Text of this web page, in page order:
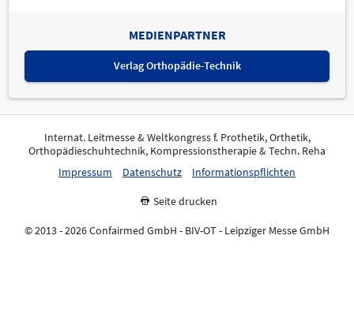
MEDIENPARTNER
Verlag Orthopädie-Technik
Internat. Leitmesse & Weltkongress f. Prothetik, Orthetik,
Orthopädieschuhtechnik, Kompressionstherapie & Techn. Reha
Impressum
Datenschutz Informationspflichten
Seite drucken
© 2013 - 2026 Confairmed GmbH - BIV-OT - Leipziger Messe GmbH